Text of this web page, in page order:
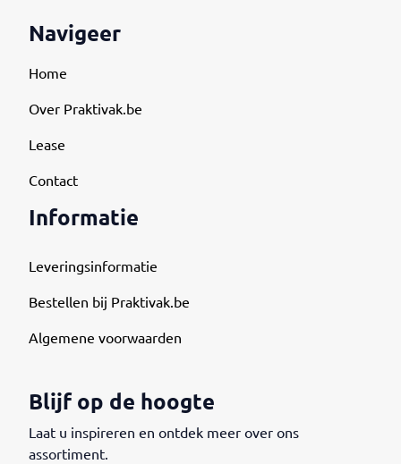
Navigeer
Home
Over Praktivak.be
Lease
Contact
Informatie
Leveringsinformatie
Bestellen bij Praktivak.be
Algemene voorwaarden
Blijf op de hoogte
Laat u inspireren en ontdek meer over ons
assortiment.